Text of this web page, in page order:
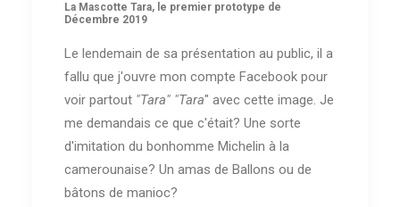
La Mascotte Tara, le premier prototype de
Décembre 2019
Le lendemain de sa présentation au public, il a
fallu que j'ouvre mon compte Facebook pour
voir partout "Tara" "Tara" avec cette image. Je
me demandais ce que c'était? Une sorte
d'imitation du bonhomme Michelin à la
camerounaise? Un amas de Ballons ou de
bâtons de manioc?